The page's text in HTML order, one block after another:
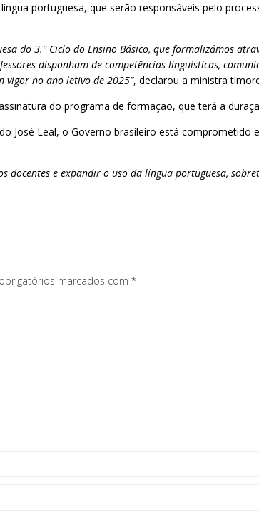
portuguesa, que serão responsáveis pelo
do 3.º Ciclo do Ensino Básico, que formalizámos
disponham de competências linguísticas,
vigor no ano letivo de 2025”, declarou a ministra
do programa de formação, que terá a
José Leal, o Governo brasileiro está
docentes e expandir o uso da língua portuguesa,
marcados com *